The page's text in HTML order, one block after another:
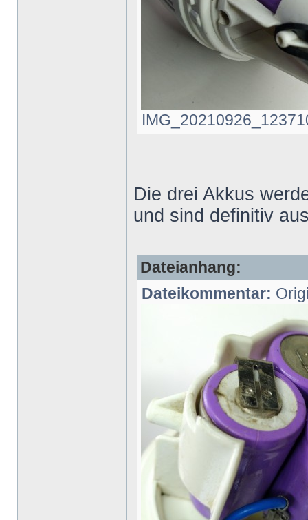
Die drei Akkus
und sind definitiv
Dateianhang:
Dateikommentar: